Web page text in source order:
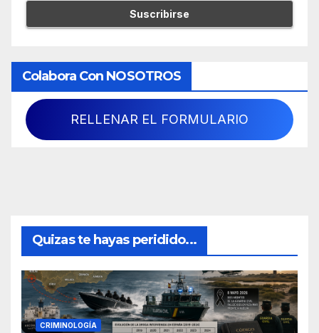
Colabora Con NOSOTROS
RELLENAR EL FORMULARIO
Quizas te hayas peridido...
CRIMINOLOGÍA